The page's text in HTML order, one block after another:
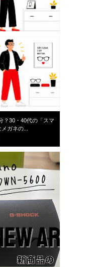
？30・40代の「スマ
ガネの...
st-ailes